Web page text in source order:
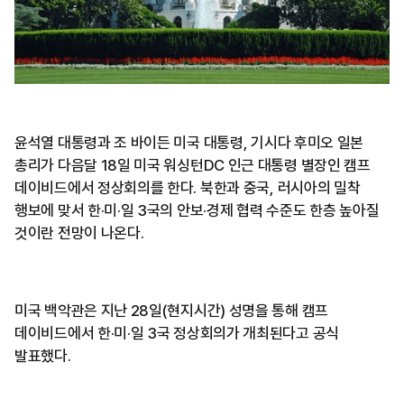
윤석열 대통령과 조 바이든 미국 대통령, 기시다 후미오 일본
총리가 다음달 18일 미국 워싱턴DC 인근 대통령 별장인 캠프
데이비드에서 정상회의를 한다. 북한과 중국, 러시아의 밀착
행보에 맞서 한·미·일 3국의 안보·경제 협력 수준도 한층 높아질
것이란 전망이 나온다.
미국 백악관은 지난 28일(현지시간) 성명을 통해 캠프
데이비드에서 한·미·일 3국 정상회의가 개최된다고 공식
발표했다.